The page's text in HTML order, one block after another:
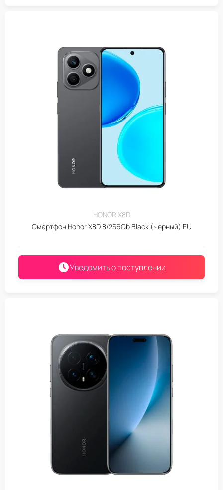
HONOR X8D
Смартфон Honor X8D 8/256Gb Black (Черный) EU
Уведомить о поступлении